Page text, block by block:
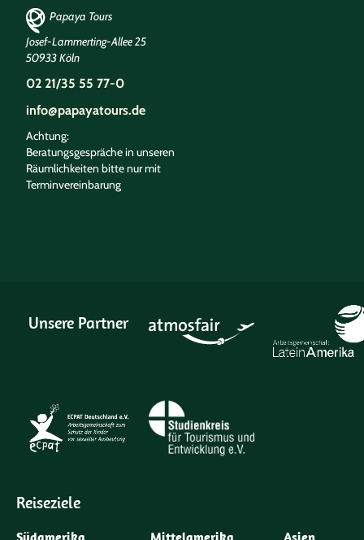
Papaya Tours
Josef-Lammerting-Allee 25
50933 Köln
02 21/35 55 77-0
info@papayatours.de
Achtung:
Beratungsgespräche in unseren
Räumlichkeiten bitte nur mit
Terminvereinbarung
Unsere Partner
Reiseziele
Südamerika Mittelamerika Asien